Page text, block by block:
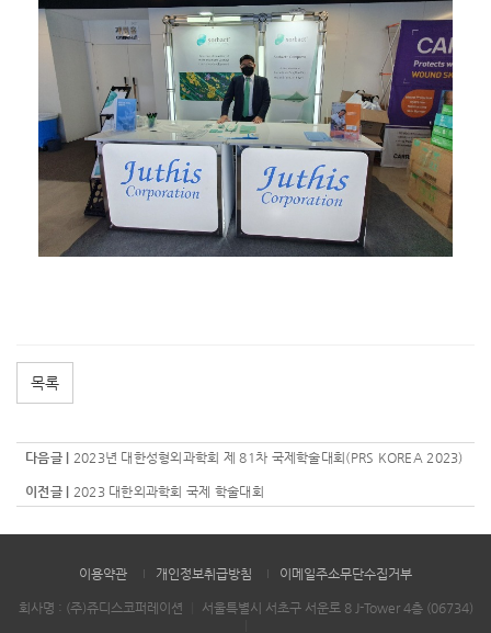
목록
다음글 | 2023년 대한성형외과학회 제 81차 국제학술대회(PRS KOREA 2023)
이전글 | 2023 대한외과학회 국제 학술대회
이용약관 개인정보취급방침 이메일주소무단수집거부
회사명 : (주)쥬디스코퍼레이션
서울특별시 서초구 서운로 8 J-Tower 4층 (06734)